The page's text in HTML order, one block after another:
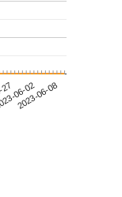
06-02
2023-06-08